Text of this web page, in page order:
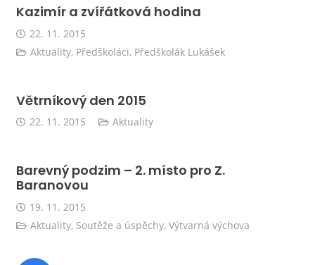
Kazimír a zvířátková hodina
22. 11. 2015
Aktuality, Předškoláci, Předškolák Lukášek
Větrníkový den 2015
22. 11. 2015 Aktuality
Barevný podzim – 2. místo pro Z.
Baranovou
19. 11. 2015
Aktuality, Soutěže a úspěchy, Výtvarná výchova